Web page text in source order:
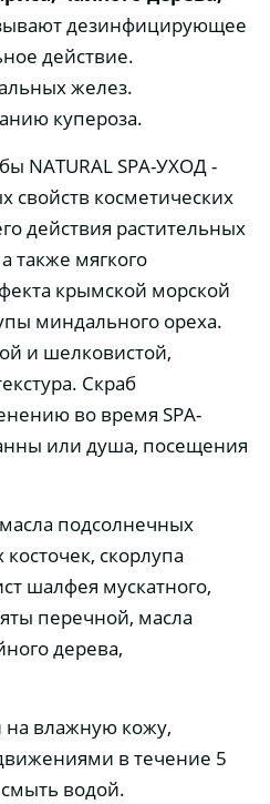
дезинфицирующее
действие.
желез.
купероза.
NATURAL SPA-УХОД -
свойств косметических
действия растительных
также мягкого
крымской морской
миндального ореха.
и шелковистой,
Скраб
во время SPA-
или душа, посещения
подсолнечных
скорлупа
шалфея мускатного,
перечной, масла
дерева,
на влажную кожу,
в течение 5
водой.